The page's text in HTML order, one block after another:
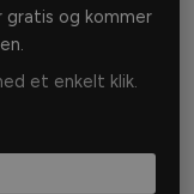
gratis og kommer
et enkelt klik.